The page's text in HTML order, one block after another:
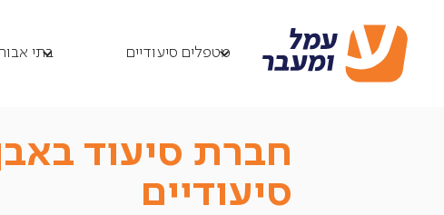
מטפלים סיעודיים בתי
מטפלים סיעודיים
חברת סיעוד
סיעודיים